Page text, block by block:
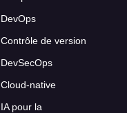
DevOps
Contrôle de version
DevSecOps
Cloud-native
IA pour la